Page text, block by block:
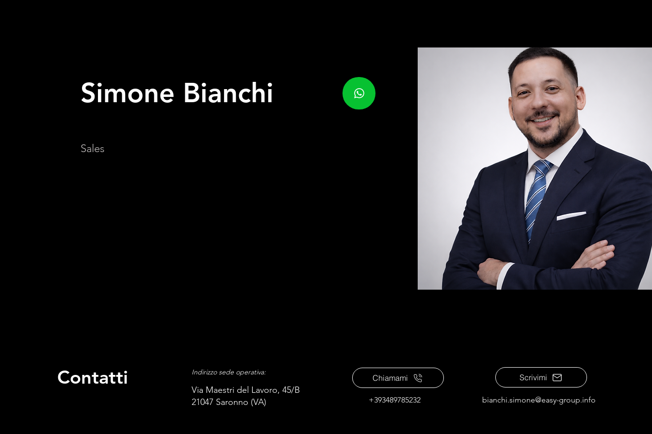
Simone Bianchi
Sales
Contatti Indirizzo sede operativa:
Via Maestri del Lavoro, 45/B
21047 Saronno (VA)
Chiamami
+393489785232
Scrivimi
bianchi.simone@easy-group.info